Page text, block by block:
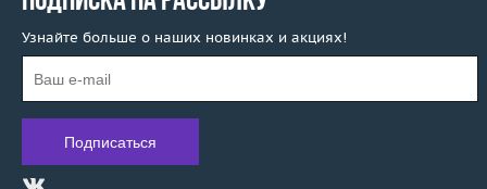
Узнайте больше о наших новинках и акциях!